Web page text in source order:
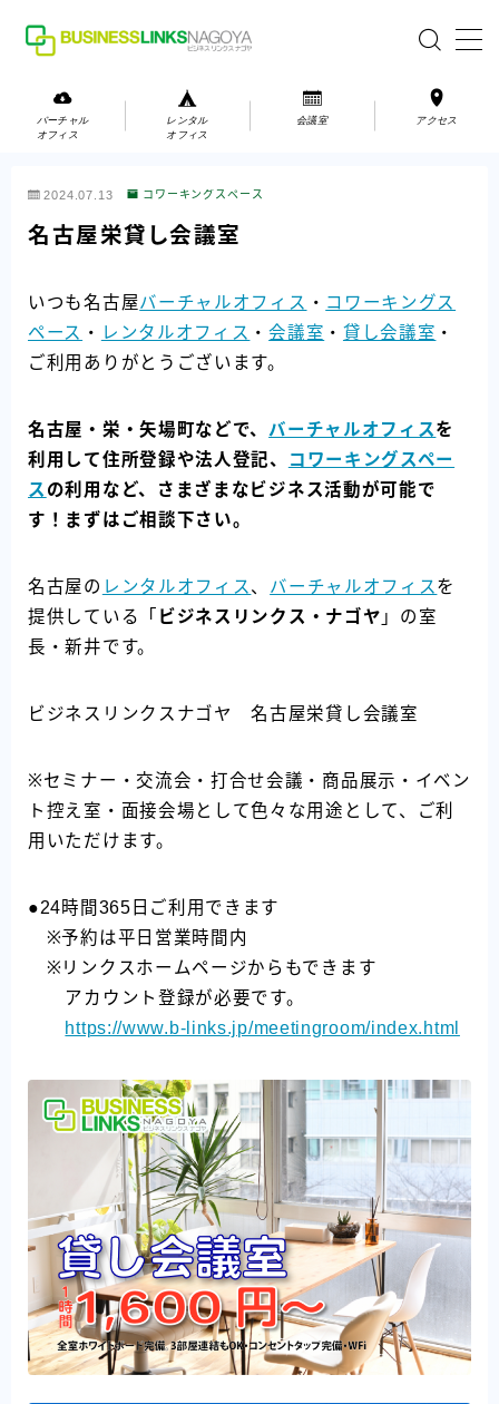
お問い合わせ
ご利用の流れ
アクセス
会社案内
バーチャル
オフィス
レンタル
オフィス
会議室 アクセス
2024.07.13 コワーキングスペース
名古屋栄貸し会議室
いつも名古屋バーチャルオフィス ・ コワーキングス
ペース ・ レンタルオフィス ・会議室 ・ 貸し会議室 ・
ご利用ありがとうございます。
名古屋・栄・矢場町などで、 バーチャルオフィスを
利用して住所登録や法人登記、
コワーキングスペー
ス の利用など、さまざまなビジネス活動が可能で
す！まずはご相談下さい。
名古屋の レンタルオフィス 、 バーチャルオフィス を
提供している「 ビジネスリンクス・ナゴヤ 」の室
長・新井です。
ビジネスリンクスナゴヤ 名古屋栄貸し会議室
※セミナー・交流会・打合せ会議・商品展示・イベン
ト控え室・面接会場として色々な用途として、ご利
用いただけます。
●24時間365日ご利用できます
※予約は平日営業時間内
※リンクスホームページからもできます
アカウント登録が必要です。
https://www.b-links.jp/meetingroom/index.html